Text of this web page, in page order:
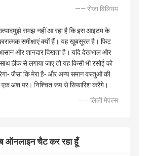
—— रोजा विलियम
समझ नहीं आ रहा है कि इस आइटम के
समीक्षाएं क्यों हैं। यह खूबसूरत है। फिट
और शानदार दिखता है। यदि देखभाल और
ठीक से लगाया जाए तो यह किसी भी रसोई को
जैसा कि मेरा है- और अन्य समान वस्तुओं की
अंश पर। निश्चित रूप से सिफारिश करेंगे।
—— लिली मेपल्स
ऑनलाइन चैट कर रहा हूँ